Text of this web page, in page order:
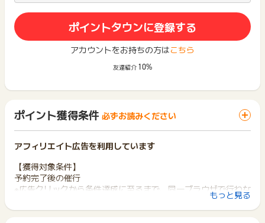
ポイントタウンに登録する
アカウントをお持ちの方はこちら
友達紹介 10%
ポイント獲得条件 必ずお読みください
アフィリエイト広告を利用しています
【獲得対象条件】
予約完了後の催行
※広告クリックから条件達成に至るまで、同一ブラウザで行わな
もっと見る